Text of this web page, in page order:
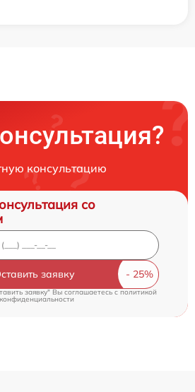
консультацию
со
заявку
заявку" Вы соглашаетесь cполитикой
конфиденциальности